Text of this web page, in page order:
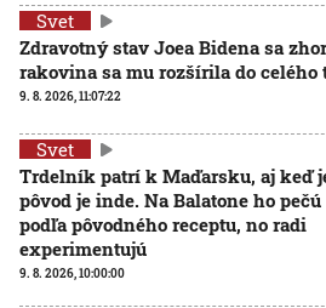
Svet
Zdravotný stav Joea Bidena sa
rakovina sa mu rozšírila do celého
9. 8. 2026, 11:07:22
Svet
Trdelník patrí k Maďarsku, aj keď
pôvod je inde. Na Balatone ho pečú
podľa pôvodného receptu, no radi
experimentujú
9. 8. 2026, 10:00:00